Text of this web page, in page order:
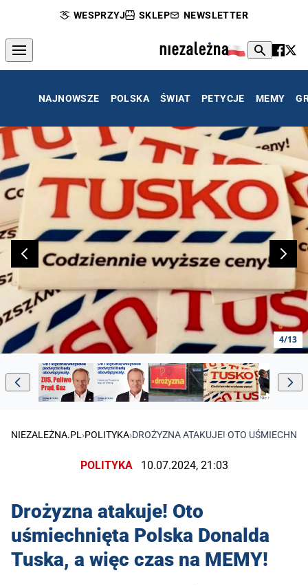
WESPRZYJ SKLEP NEWSLETTER
NAJNOWSZE POLSKA ŚWIAT PETYCJE MEMY
4/13
NIEZALEŻNA.PL ›POLITYKA›DROŻYZNA ATAKUJE! OTO
POLITYKA 10.07.2024, 21:03
Drożyzna atakuje! Oto
uśmiechnięta Polska Donalda
Tuska, a więc czas na MEMY!